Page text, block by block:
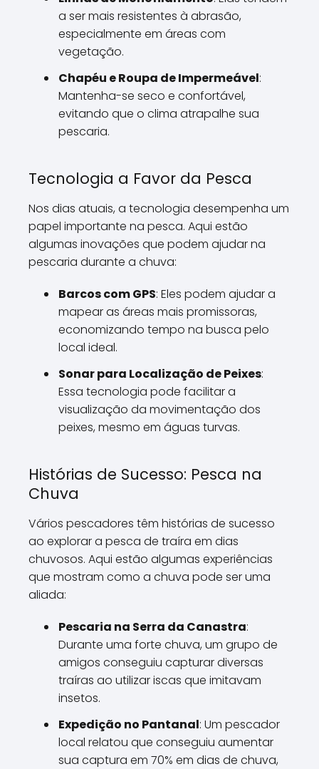
a ser mais resistentes à abrasão,
especialmente em áreas com
vegetação.
Chapéu e Roupa de Impermeável:
Mantenha-se seco e confortável,
evitando que o clima atrapalhe sua
pescaria.
Tecnologia a Favor da Pesca
Nos dias atuais, a tecnologia desempenha um
papel importante na pesca. Aqui estão
algumas inovações que podem ajudar na
pescaria durante a chuva:
Barcos com GPS: Eles podem ajudar a
mapear as áreas mais promissoras,
economizando tempo na busca pelo
local ideal.
Sonar para Localização de Peixes:
Essa tecnologia pode facilitar a
visualização da movimentação dos
peixes, mesmo em águas turvas.
Histórias de Sucesso: Pesca na
Chuva
Vários pescadores têm histórias de sucesso
ao explorar a pesca de traíra em dias
chuvosos. Aqui estão algumas experiências
que mostram como a chuva pode ser uma
aliada:
Pescaria na Serra da Canastra:
Durante uma forte chuva, um grupo de
amigos conseguiu capturar diversas
traíras ao utilizar iscas que imitavam
insetos.
Expedição no Pantanal: Um pescador
local relatou que conseguiu aumentar
sua captura em 70% em dias de chuva,